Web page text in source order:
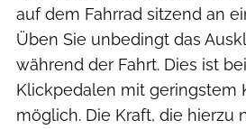
auf dem Fahrrad sitzend an
Üben Sie unbedingt das
während der Fahrt. Dies ist
Klickpedalen mit geringstem
möglich. Die Kraft, die hierzu